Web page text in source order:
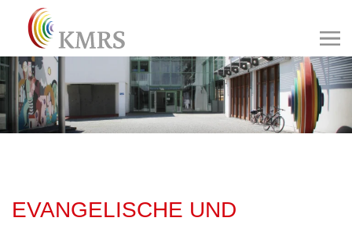
EVANGELISCHE UND